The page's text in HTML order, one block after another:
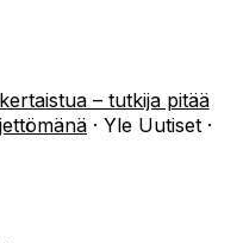
– tutkija pitää
· Yle Uutiset ·